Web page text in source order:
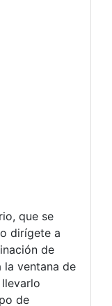
que se
dirígete a
de
la ventana de
de